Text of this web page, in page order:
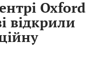
Oxford
відкрили